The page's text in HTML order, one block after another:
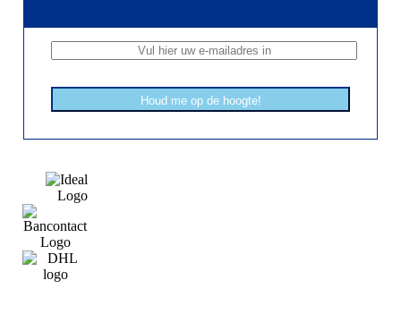
Houd me op de hoogte!